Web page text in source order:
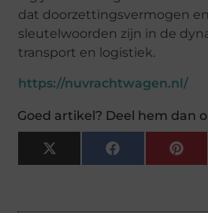
dat doorzettingsvermogen
sleutelwoorden zijn in de
transport en logistiek.
https://nuvrachtwagen.nl/
Goed artikel? Deel hem dan
X
(Twitter)
Facebook